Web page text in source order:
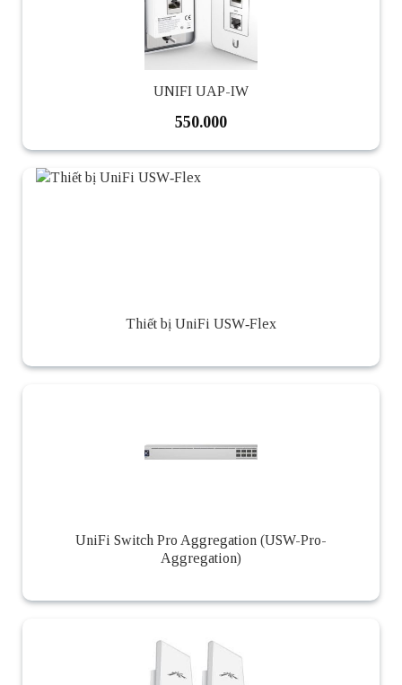
UNIFI UAP-IW
550.000
Thiết bị UniFi USW‑Flex
UniFi Switch Pro Aggregation (USW-Pro-
Aggregation)